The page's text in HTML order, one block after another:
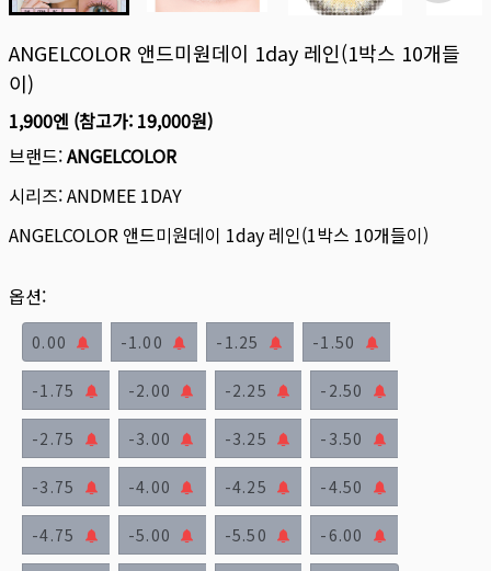
ANGELCOLOR 앤드미원데이 1day 레인(1박스 10개들
이)
1,900엔 (참고가: 19,000원)
브랜드:ANGELCOLOR
시리즈:ANDMEE 1DAY
ANGELCOLOR 앤드미원데이 1day 레인(1박스 10개들이)
옵션:
0.00 -1.00 -1.25 -1.50
-1.75 -2.00 -2.25 -2.50
-2.75 -3.00 -3.25 -3.50
-3.75 -4.00 -4.25 -4.50
-4.75 -5.00 -5.50 -6.00